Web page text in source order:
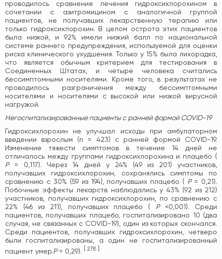
проводилось сравнение лечения гидроксихлорохином в
сочетании с азитромицином с аналогичной группой
пациентов, не получавших лекарственную терапию или
только гидроксихлорохин. В целом острота этих пациентов
была низкой, и 92% имели низкий балл по национальной
системе раннего предупреждения, используемой для оценки
риска клинического ухудшения. Только у 15% была лихорадка,
что является обычным критерием для тестирования в
Соединенных Штатах, и четыре человека считались
бессимптомными носителями. Кроме того, в результатах не
проводилось разграничения между бессимптомными
носителями и носителями с высокой или низкой вирусной
нагрузкой.
Негоспитализированные пациенты с ранней формой COVID-19
Гидроксихлорохин не улучшал исходы при амбулаторном
введении взрослым (n = 423) с ранней формой COVID-19.
Изменение тяжести симптомов в течение 14 дней не
отличалось между группами гидроксихлорохина и плацебо (
P= 0,117). Через 14 дней у 24% (49 из 201) участников,
получавших гидроксихлорохин, сохранялись симптомы по
сравнению с 30% (59 из 194), получавших плацебо ( P= 0,21).
Побочные эффекты лекарств наблюдались у 43% (92 из 212)
участников, получавших гидроксихлорохин, по сравнению с
22% (46 из 211), получавших плацебо ( P<0,001). Среди
пациентов, получавших плацебо, госпитализировано 10 (два
случая, не связанных с COVID-19), один из которых скончался.
Среди пациентов, получавших гидроксихлорохин, четверо
были госпитализированы, а один не госпитализированный
пациент умер.Р= 0,29). 278